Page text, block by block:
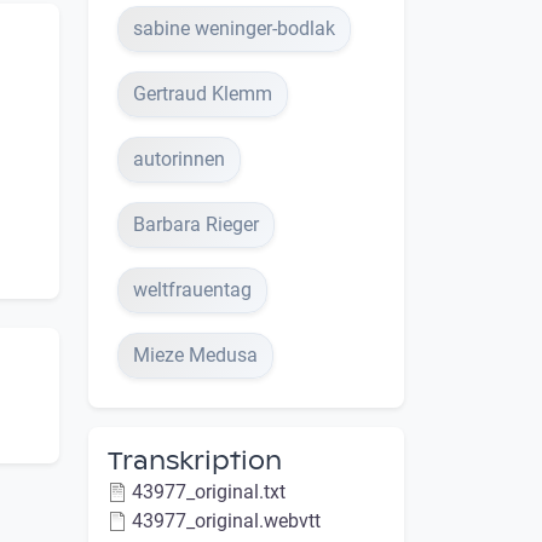
sabine weninger-bodlak
Gertraud Klemm
autorinnen
Barbara Rieger
weltfrauentag
Mieze Medusa
Transkription
43977_original.txt
43977_original.webvtt